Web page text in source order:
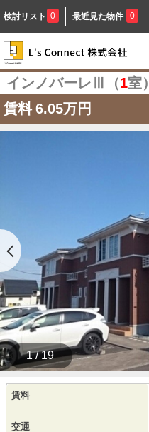
検討リスト 0 最近見た物件 0
インノバーレⅢ（1室）
賃料 6.05万円
1 / 19
賃料
交通